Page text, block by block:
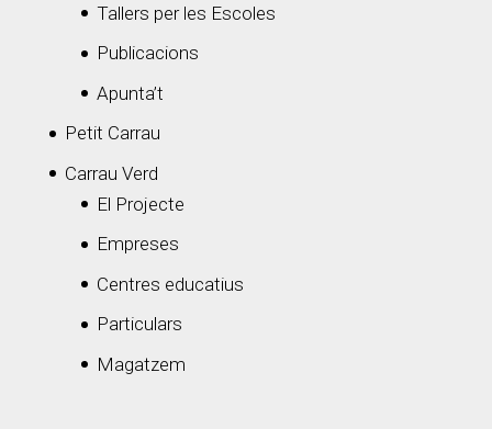
Tallers per les Escoles
Publicacions
Apunta’t
Petit Carrau
Carrau Verd
El Projecte
Empreses
Centres educatius
Particulars
Magatzem